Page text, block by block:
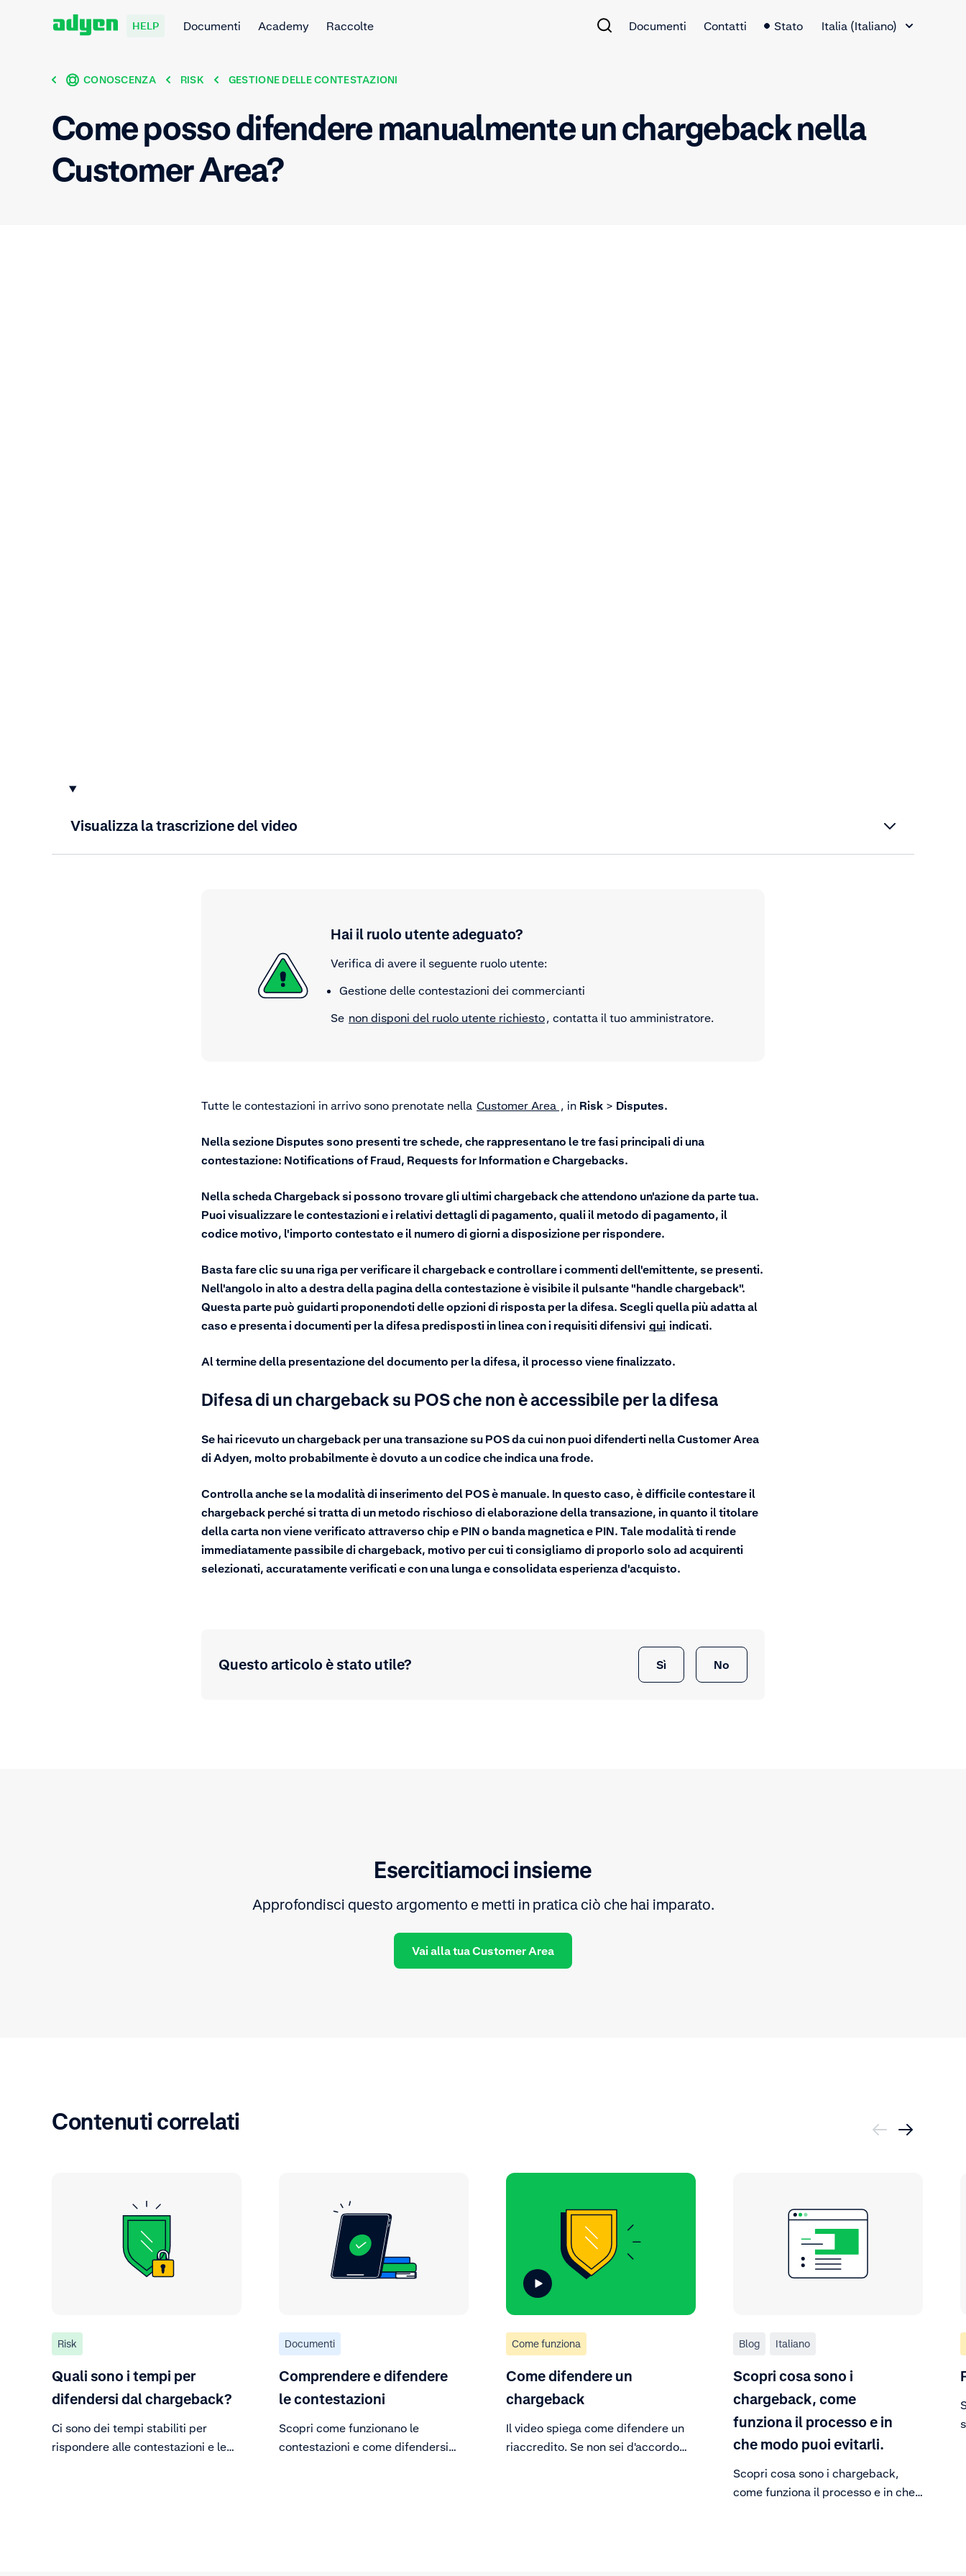
HELP Documenti Academy Raccolte Documenti Contatti Stato
Italia (Italiano)
CONOSCENZA RISK GESTIONE DELLE CONTESTAZIONI
Come posso difendere manualmente un chargeback nella
Customer Area?
Visualizza la trascrizione del video
Hai il ruolo utente adeguato?
Verifica di avere il seguente ruolo utente:
Gestione delle contestazioni dei commercianti
Se non disponi del ruolo utente richiesto, contatta il tuo amministratore.
Tutte le contestazioni in arrivo sono prenotate nella Customer Area , in Risk > Disputes.
Nella sezione Disputes sono presenti tre schede, che rappresentano le tre fasi principali di una
contestazione: Notifications of Fraud, Requests for Information e Chargebacks.
Nella scheda Chargeback si possono trovare gli ultimi chargeback che attendono un'azione da parte tua.
Puoi visualizzare le contestazioni e i relativi dettagli di pagamento, quali il metodo di pagamento, il
codice motivo, l'importo contestato e il numero di giorni a disposizione per rispondere.
Basta fare clic su una riga per verificare il chargeback e controllare i commenti dell'emittente, se presenti.
Nell'angolo in alto a destra della pagina della contestazione è visibile il pulsante "handle chargeback".
Questa parte può guidarti proponendoti delle opzioni di risposta per la difesa. Scegli quella più adatta al
caso e presenta i documenti per la difesa predisposti in linea con i requisiti difensivi qui indicati.
Al termine della presentazione del documento per la difesa, il processo viene finalizzato.
Difesa di un chargeback su POS che non è accessibile per la difesa
Se hai ricevuto un chargeback per una transazione su POS da cui non puoi difenderti nella Customer Area
di Adyen, molto probabilmente è dovuto a un codice che indica una frode.
Controlla anche se la modalità di inserimento del POS è manuale. In questo caso, è difficile contestare il
chargeback perché si tratta di un metodo rischioso di elaborazione della transazione, in quanto il titolare
della carta non viene verificato attraverso chip e PIN o banda magnetica e PIN. Tale modalità ti rende
immediatamente passibile di chargeback, motivo per cui ti consigliamo di proporlo solo ad acquirenti
selezionati, accuratamente verificati e con una lunga e consolidata esperienza d'acquisto.
Questo articolo è stato utile? Sì No
Esercitiamoci insieme
Approfondisci questo argomento e metti in pratica ciò che hai imparato.
Vai alla tua Customer Area
Contenuti correlati
Risk
Quali sono i tempi per
difendersi dal chargeback?
Ci sono dei tempi stabiliti per
rispondere alle contestazioni e le
Documenti
Comprendere e difendere
le contestazioni
Scopri come funzionano le
contestazioni e come difendersi
Come funziona
Come difendere un
chargeback
Il video spiega come difendere un
riaccredito. Se non sei d'accordo
Blog Italiano
Scopri cosa sono i
chargeback, come
funziona il processo e in
che modo puoi evitarli.
Scopri cosa sono i chargeback,
come funziona il processo e in che